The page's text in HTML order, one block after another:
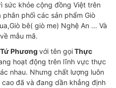
sức khỏe cộng đồng Việt trên
phối các sản phẩm Giò
bê( giò me) Nghệ An ... Và
mẫu mã.
Phương với tên gọiThực
hoạt động trên lĩnh vực thực
nhau. Nhưng chất lượng luôn
đã và đang dần khẳng định